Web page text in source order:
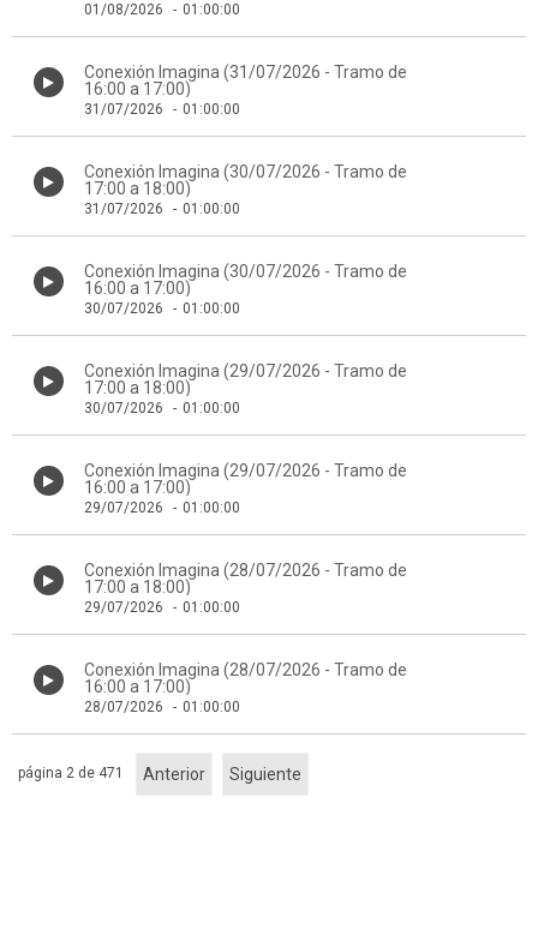
01/08/2026 - 01:00:00
Conexión Imagina (31/07/2026 - Tramo de
16:00 a 17:00)
31/07/2026 - 01:00:00
Conexión Imagina (30/07/2026 - Tramo de
17:00 a 18:00)
31/07/2026 - 01:00:00
Conexión Imagina (30/07/2026 - Tramo de
16:00 a 17:00)
30/07/2026 - 01:00:00
Conexión Imagina (29/07/2026 - Tramo de
17:00 a 18:00)
30/07/2026 - 01:00:00
Conexión Imagina (29/07/2026 - Tramo de
16:00 a 17:00)
29/07/2026 - 01:00:00
Conexión Imagina (28/07/2026 - Tramo de
17:00 a 18:00)
29/07/2026 - 01:00:00
Conexión Imagina (28/07/2026 - Tramo de
16:00 a 17:00)
28/07/2026 - 01:00:00
Anterior Siguiente
página 2 de 471